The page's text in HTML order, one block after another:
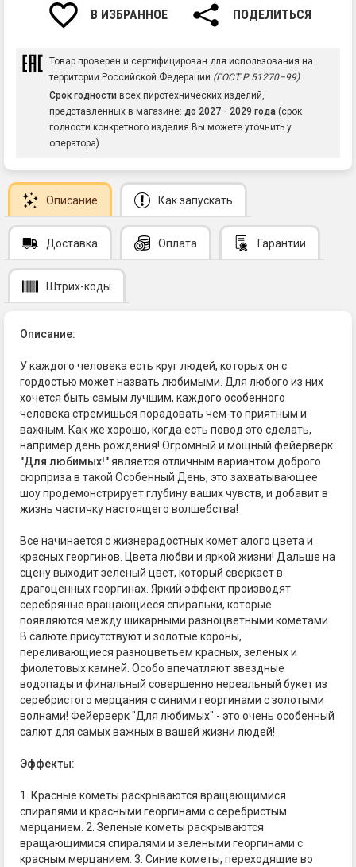
В ИЗБРАННОЕ ПОДЕЛИТЬСЯ
Товар проверен и сертифицирован для использования на
территории Российской Федерации (ГОСТ Р 51270–99)
Срок годности всех пиротехнических изделий,
представленных в магазине: до 2027 - 2029 года (срок
годности конкретного изделия Вы можете уточнить у
оператора)
Описание Как запускать
Доставка Оплата Гарантии
Штрих-коды
Описание:
У каждого человека есть круг людей, которых он с
гордостью может назвать любимыми. Для любого из них
хочется быть самым лучшим, каждого особенного
человека стремишься порадовать чем-то приятным и
важным. Как же хорошо, когда есть повод это сделать,
например день рождения! Огромный и мощный фейерверк
"Для любимых!"является отличным вариантом доброго
сюрприза в такой Особенный День, это захватывающее
шоу продемонстрирует глубину ваших чувств, и добавит в
жизнь частичку настоящего волшебства!
Все начинается с жизнерадостных комет алого цвета и
красных георгинов. Цвета любви и яркой жизни! Дальше на
сцену выходит зеленый цвет, который сверкает в
драгоценных георгинах. Яркий эффект производят
серебряные вращающиеся спиральки, которые
появляются между шикарными разноцветными кометами.
В салюте присутствуют и золотые короны,
переливающиеся разноцветьем красных, зеленых и
фиолетовых камней. Особо впечатляют звездные
водопады и финальный совершенно нереальный букет из
серебристого мерцания с синими георгинами с золотыми
волнами! Фейерверк "Для любимых" - это очень особенный
салют для самых важных в вашей жизни людей!
Эффекты:
1. Красные кометы раскрываются вращающимися
спиралями и красными георгинами с серебристым
мерцанием. 2. Зеленые кометы раскрываются
вращающимися спиралями и зелеными георгинами с
красным мерцанием. 3. Синие кометы, переходящие во